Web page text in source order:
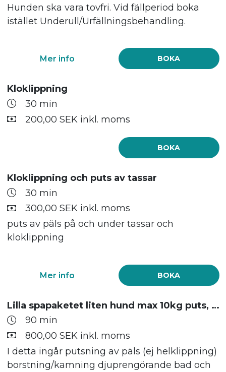
Hunden ska vara tovfri. Vid fällperiod boka
istället Underull/Urfällningsbehandling.
BOKA
Mer info
Kloklippning
30 min
200,00 SEK inkl. moms
BOKA
Kloklippning och puts av tassar
30 min
300,00 SEK inkl. moms
puts av päls på och under tassar och
kloklippning
BOKA
Mer info
Lilla spapaketet liten hund max 10kg puts, bad och fön
90 min
800,00 SEK inkl. moms
I detta ingår putsning av päls (ej helklippning)
borstning/kamning djuprengörande bad och